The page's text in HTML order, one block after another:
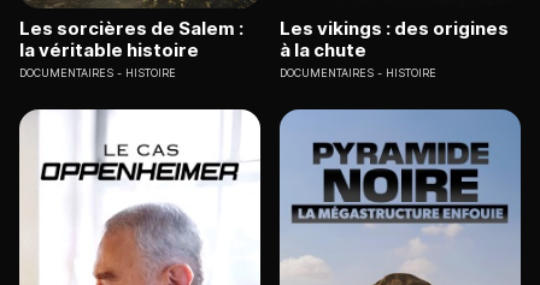
Les sorcières de Salem :
la véritable histoire
DOCUMENTAIRES HISTOIRE
Les vikings : des origines
à la chute
DOCUMENTAIRES HISTOIRE